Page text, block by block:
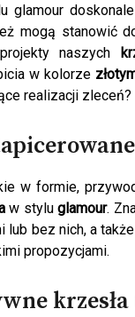
glamour
mogą stanowić
naszych
w kolorze
realizacji zleceń?
w formie,
w styluglamour.
lub bez nich, a
propozycjami.